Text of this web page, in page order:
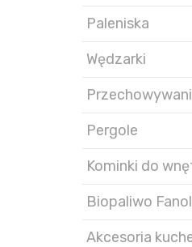
Paleniska
Wędzarki
Pergole
Kominki do
Biopaliwo
Akcesoria